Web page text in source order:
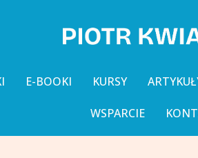
E-BOOKI KURSY
WSPARCIE